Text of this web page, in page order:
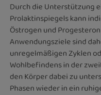
Durch die Unterstützung
Prolaktinspiegels kann
Östrogen und
Anwendungsziele sind
unregelmäßigen Zyklen
Wohlbefindens in der
den Körper dabei zu
Phasen wieder in ein